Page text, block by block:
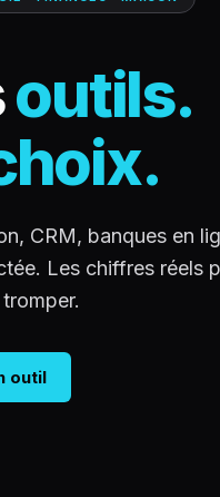
outils.
CRM, banques en
Les chiffres réels
outil